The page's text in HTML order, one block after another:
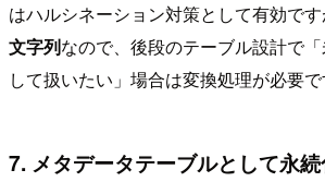
はハルシネーション対策として有効です
文字列なので、後段のテーブル設計で
して扱いたい」場合は変換処理が必要で
7. メタデータテーブルとして永